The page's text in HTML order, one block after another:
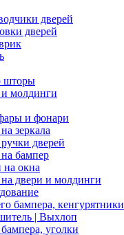
дверей
дверей
шторы
молдинги
и фонари
зеркала
дверей
бампер
окна
двери и молдинги
бампера, кенгурятники
| Выхлоп
уголки